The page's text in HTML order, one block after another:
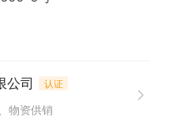
定外贸基础的优先。
队协作意识和学习
公司 认证
物资供销